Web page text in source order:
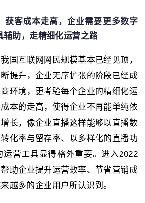
获客成本走高，企业需要更多数字
辅助，走精细化运营之路
国互联网网民规模基本已经见顶，
提升，企业无序扩张的阶段已经成
环境，更考验每个企业的精细化运
本的走高，使得企业不再能单纯依
长，像企业直播这样能够以直播数
化率与留存率、以多样化的直播功
运营工具显得格外重要。进入2022
助企业提升运营效率、节省营销成
越多的企业用户所认识到。